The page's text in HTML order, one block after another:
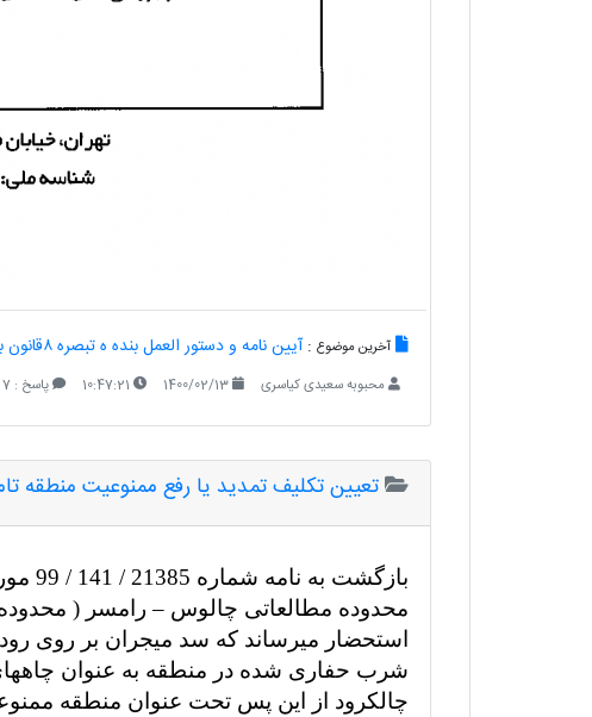
آخرین موضوع :آیین نامه و دستور العمل بنده ه تبصره ٨قانون بودجه سال ٩٩ کل کشور
محبوبه سعیدی کیاسری پاسخ : 7
تعیین تکلیف تمدید یا رفع ممنوعیت منطقه
محدوده مطالعاتی چالوس –رامسر ( محدوده
استحضار میرساند که سد میجران بر روی
شرب حفاری شده در منطقه به عنوان
چالکرود از این پس تحت عنوان منطقه